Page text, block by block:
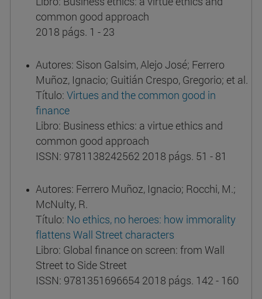
common good approach
2018 págs. 1 - 23
Autores: Sison Galsim, Alejo José; Ferrero
Muñoz, Ignacio; Guitián Crespo, Gregorio; et al.
Título:Virtues and the common good in
finance
Libro: Business ethics: a virtue ethics and
common good approach
ISSN: 9781138242562 2018 págs. 51 - 81
Autores: Ferrero Muñoz, Ignacio; Rocchi, M.;
McNulty, R.
Título: No ethics, no heroes: how immorality
flattens Wall Street characters
Libro: Global finance on screen: from Wall
Street to Side Street
ISSN: 9781351696654 2018 págs. 142 - 160